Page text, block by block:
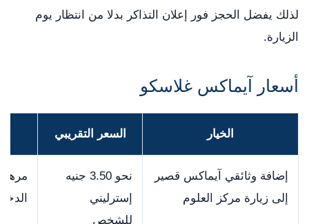
لذلك يفضل الحجز فور إعلان التذاكر بدلا من انتظار يوم
الزيارة.
أسعار آيماكس غلاسكو
الخيار السعر التقريبي
إضافة وثائقي آيماكس قصير
إلى زيارة مركز العلوم
نحو 3.50 جنيه
إسترليني
للشخص